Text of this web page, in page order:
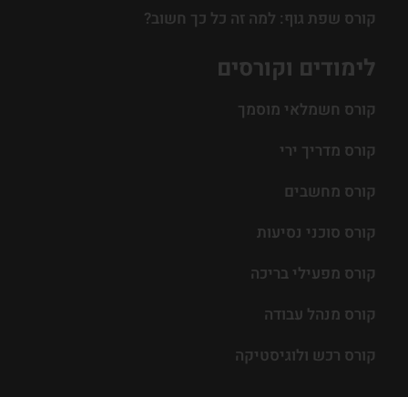
לימודים וקורסים
קורס חשמלאי מוסמך
קורס מדריך ירי
קורס מחשבים
קורס סוכני נסיעות
קורס מפעילי בריכה
קורס מנהל עבודה
קורס רכש ולוגיסטיקה
קורס שפת גוף: למה זה כל כך חשוב?